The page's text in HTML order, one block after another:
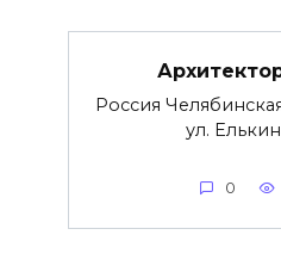
Россия
ул.
0